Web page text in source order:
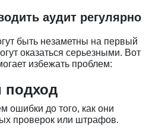
аудит регулярно
быть незаметны на первый
оказаться серьезными. Вот
избежать проблем:
подход
ошибки до того, как они
проверок или штрафов.